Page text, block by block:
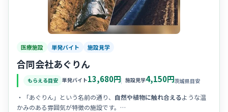
医療施設 単発バイト 施設見学
合同会社あぐりん
もらえる目安 単発バイト13,680円 施設見学4,150円茨城県目安
・「あぐりん」という名前の通り、 自然や植物に触れ合えるような温
かみのある雰囲気が特徴の施設です。